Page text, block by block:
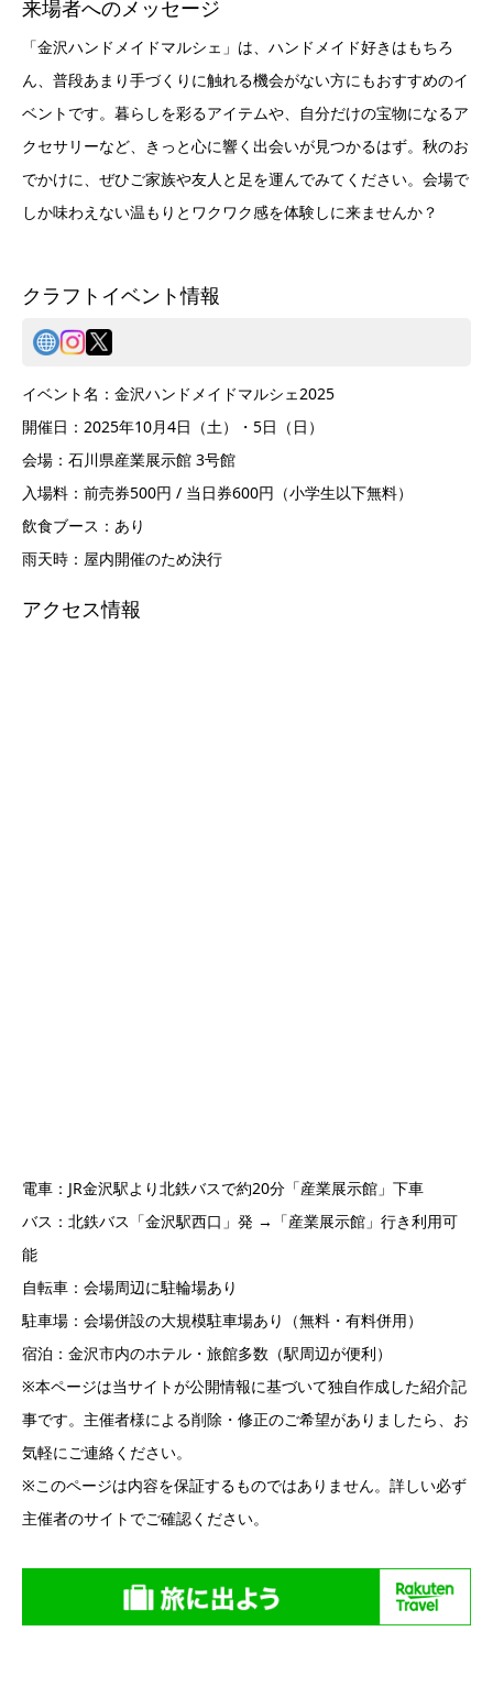
来場者へのメッセージ
「金沢ハンドメイドマルシェ」は、ハンドメイド好きはもちろ
ん、普段あまり手づくりに触れる機会がない方にもおすすめのイ
ベントです。暮らしを彩るアイテムや、自分だけの宝物になるア
クセサリーなど、きっと心に響く出会いが見つかるはず。秋のお
でかけに、ぜひご家族や友人と足を運んでみてください。会場で
しか味わえない温もりとワクワク感を体験しに来ませんか？
クラフトイベント情報
イベント名：金沢ハンドメイドマルシェ2025
開催日：2025年10月4日（土）・5日（日）
会場：石川県産業展示館 3号館
入場料：前売券500円 / 当日券600円（小学生以下無料）
飲食ブース：あり
雨天時：屋内開催のため決行
アクセス情報
電車：JR金沢駅より北鉄バスで約20分「産業展示館」下車
バス：北鉄バス「金沢駅西口」発 →「産業展示館」行き利用可
能
自転車：会場周辺に駐輪場あり
駐車場：会場併設の大規模駐車場あり（無料・有料併用）
宿泊：金沢市内のホテル・旅館多数（駅周辺が便利）
※本ページは当サイトが公開情報に基づいて独自作成した紹介記
事です。主催者様による削除・修正のご希望がありましたら、お
気軽にご連絡ください。
※このページは内容を保証するものではありません。詳しい必ず
主催者のサイトでご確認ください。